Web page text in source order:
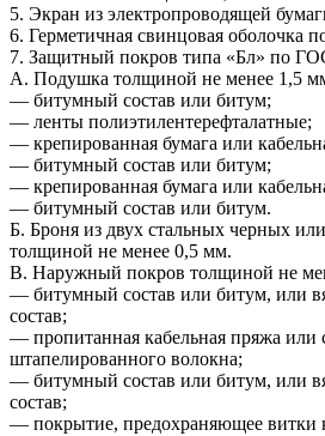
5. Экран из электропроводящей
6. Герметичная свинцовая оболочка
7. Защитный покров типа «Бл» по
А. Подушка толщиной не менее 1,5
— битумный состав или битум;
— ленты полиэтилентерефталатные;
— крепированная бумага или
— битумный состав или битум;
— крепированная бумага или
— битумный состав или битум.
Б. Броня из двух стальных черных
толщиной не менее 0,5 мм.
В. Наружный покров толщиной не
— битумный состав или битум, или
состав;
— пропитанная кабельная пряжа или
штапелированного волокна;
— битумный состав или битум, или
состав;
— покрытие, предохраняющее витки